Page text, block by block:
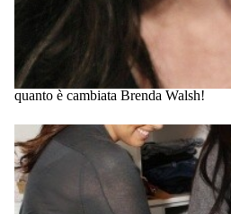
quanto è cambiata Brenda Walsh!